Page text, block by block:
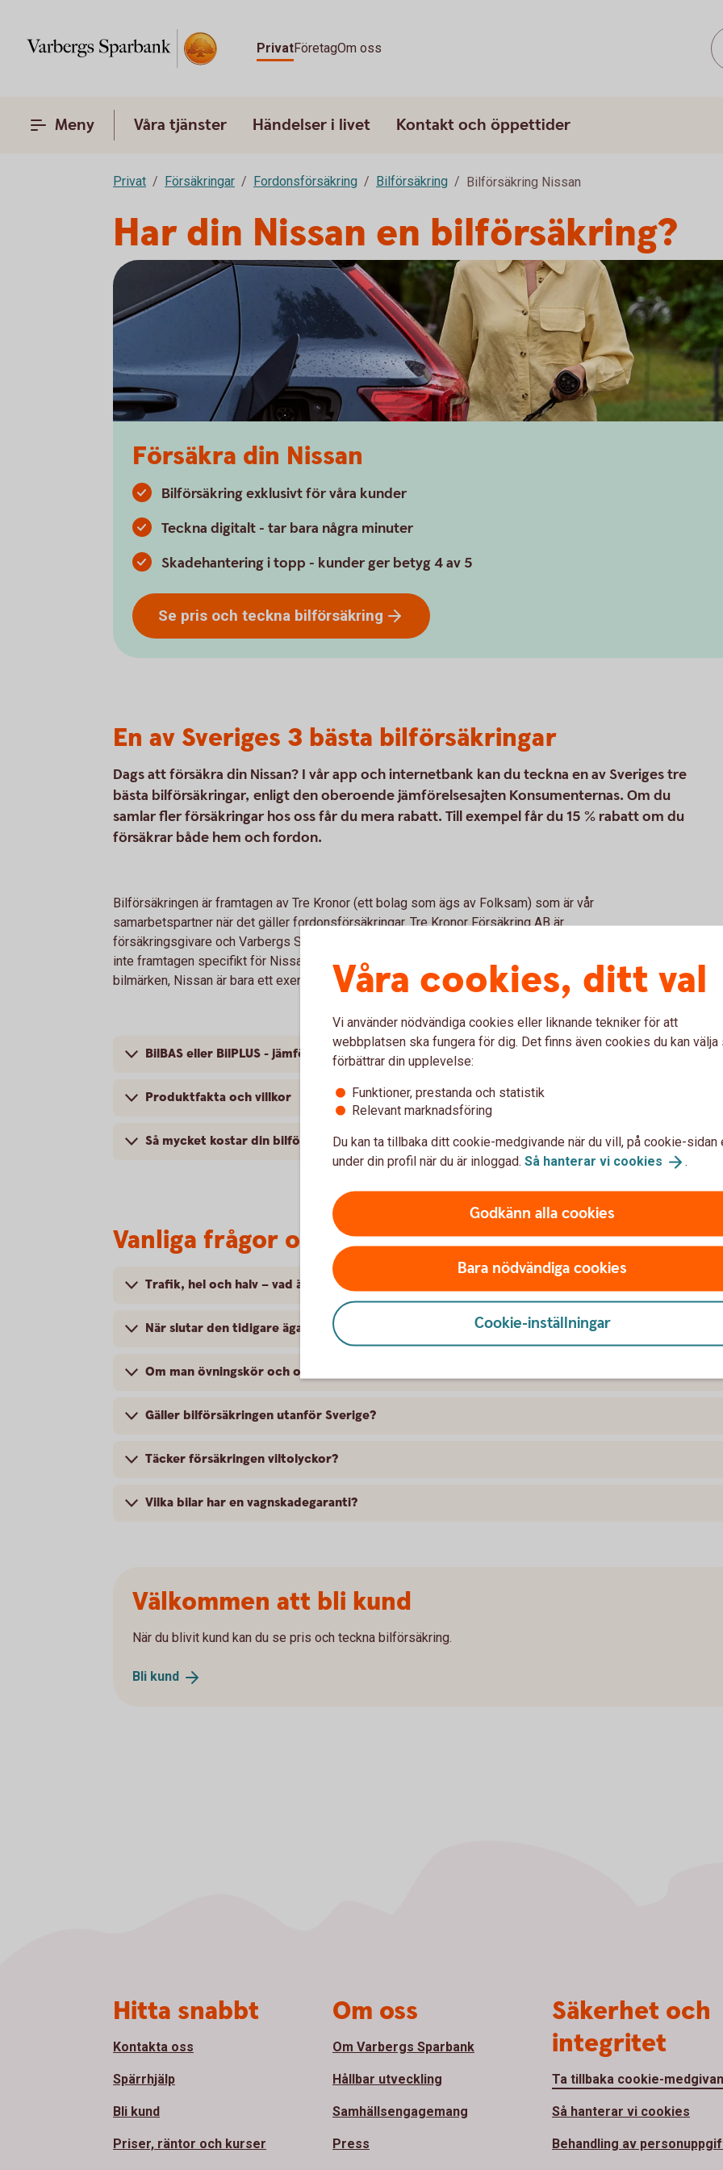
PrivatFöretagOm oss
Meny Våra tjänster Händelser i livet Kontakt och öppettider
Privat Försäkringar Fordonsförsäkring Bilförsäkring Bilförsäkring Nissan
Har din Nissan en bilförsäkring?
Försäkra din Nissan
Bilförsäkring exklusivt för våra kunder
Teckna digitalt - tar bara några minuter
Skadehantering i topp - kunder ger betyg 4 av 5
Se pris och teckna bilförsäkring
En av Sveriges 3 bästa bilförsäkringar
Dags att försäkra din Nissan? I vår app och internetbank kan du teckna en av Sveriges tre
bästa bilförsäkringar, enligt den oberoende jämförelsesajten Konsumenternas. Om du
samlar fler försäkringar hos oss får du mera rabatt. Till exempel får du 15 % rabatt om du
försäkrar både hem och fordon.
Bilförsäkringen är framtagen av Tre Kronor (ett bolag som ägs av Folksam) som är vår
samarbetspartner när det gäller fordonsförsäkringar. Tre Kronor Försäkring AB är
försäkringsgivare och Varbergs Sparbank är försäkringsförmedlare. Bilförsäkringen är
inte framtagen specifikt för Nissan; bilförsäkringen vi erbjuder kan tecknas för alla
bilmärken, Nissan är bara ett exempel.
BilBAS eller BilPLUS - jämför innehåll
Produktfakta och villkor
Så mycket kostar din bilförsäkring
Vanliga frågor om att försäkra Nissan
Trafik, hel och halv – vad är det för skillnad på försäkringarna?
När slutar den tidigare ägarens försäkring att gälla?
Om man övningskör och olyckan är framme, täcker bilförsäkringen då?
Gäller bilförsäkringen utanför Sverige?
Täcker försäkringen viltolyckor?
Vilka bilar har en vagnskadegaranti?
Välkommen att bli kund
När du blivit kund kan du se pris och teckna bilförsäkring.
Bli kund
Våra cookies, ditt val
Vi använder nödvändiga cookies eller liknande tekniker för att
webbplatsen ska fungera för dig. Det finns även cookies du kan välja
förbättrar din upplevelse:
Funktioner, prestanda och statistik
Relevant marknadsföring
Du kan ta tillbaka ditt cookie-medgivande när du vill, på cookie-sidan
under din profil när du är inloggad. Så hanterar vi cookies .
Godkänn alla cookies
Bara nödvändiga cookies
Cookie-inställningar
Hitta snabbt
Kontakta oss
Spärrhjälp
Bli kund
Priser, räntor och kurser
Om oss
Om Varbergs Sparbank
Hållbar utveckling
Samhällsengagemang
Press
Säkerhet och
integritet
Ta tillbaka cookie-
Så hanterar vi cookies
Behandling av